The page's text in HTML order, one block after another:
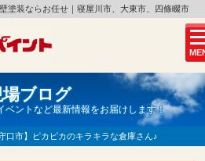
塗装ならお任せ｜寝屋川市、大東市、四條畷市
場ブログ
ベントなど最新情報をお届けします！
守口市】ピカピカのキラキラな倉庫さん♪